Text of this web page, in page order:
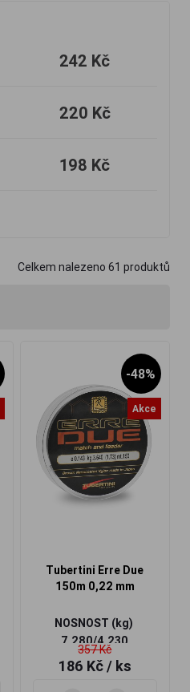
242 Kč
220 Kč
198 Kč
Celkem nalezeno 61 produktů
-48%
Akce
Tubertini Erre Due
150m 0,22 mm
NOSNOST (kg)
7,280/4,230
357 Kč
186 Kč/ ks